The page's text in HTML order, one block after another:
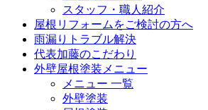
スタッフ・職人紹介
屋根リフォームをご検討の方へ
雨漏りトラブル解決
代表加藤のこだわり
外壁屋根塗装メニュー
メニュー 一覧
外壁塗装